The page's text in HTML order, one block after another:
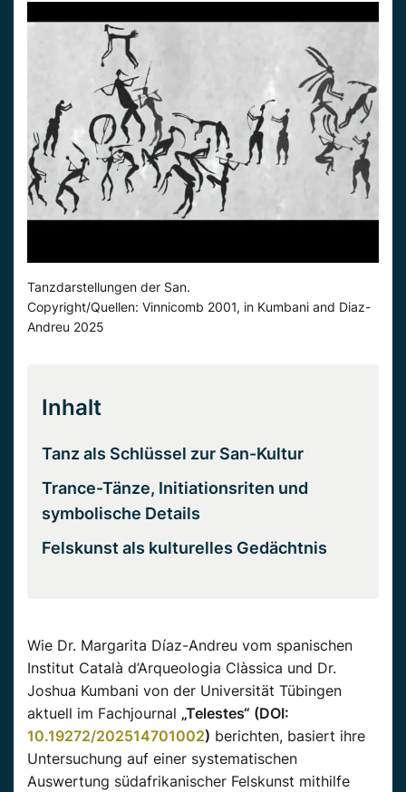
Tanzdarstellungen der San.
Copyright/Quellen: Vinnicomb 2001, in Kumbani and Diaz-
Andreu 2025
Inhalt
Tanz als Schlüssel zur San-Kultur
Trance-Tänze, Initiationsriten und
symbolische Details
Felskunst als kulturelles Gedächtnis
Wie Dr. Margarita Díaz-Andreu vom spanischen
Institut Català d’Arqueologia Clàssica und Dr.
Joshua Kumbani von der Universität Tübingen
aktuell im Fachjournal „Telestes“ (DOI:
10.19272/202514701002) berichten, basiert ihre
Untersuchung auf einer systematischen
Auswertung südafrikanischer Felskunst mithilfe